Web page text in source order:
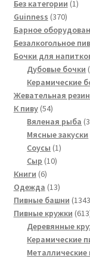
Без категории 11
Guinness 370370
Барное
Безалкогольное
Бочки для
Дубовые бочки
Керамические
Жевательная
К пиву 5454
товара
Вяленая рыба
Мясные закуски
Соусы 11
Сыр 1010
Книги 66
товаров
Одежда 1313
товаров
Пивные башни 1343
Пивные кружки 613
Деревянные
Керамические